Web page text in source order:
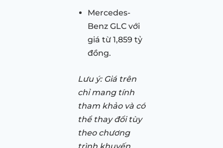
Mercedes-
Benz GLC với
giá từ 1,859 tỷ
đồng.
Lưu ý: Giá trên
chỉ mang tính
tham khảo và có
thể thay đổi tùy
theo chương